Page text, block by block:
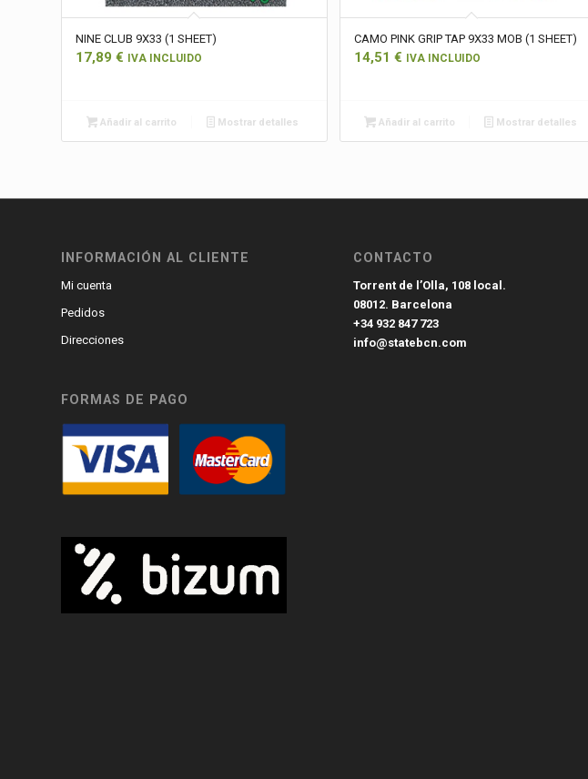
NINE CLUB 9X33 (1 SHEET)
17,89 € IVA INCLUIDO
Añadir al carrito Mostrar detalles
CAMO PINK GRIP TAP 9X33 MOB (1 SHEET)
14,51 € IVA INCLUIDO
Añadir al carrito Mostrar detalles
INFORMACIÓN AL CLIENTE
Mi cuenta
Pedidos
Direcciones
FORMAS DE PAGO
CONTACTO
Torrent de l’Olla, 108 local.
08012. Barcelona
+34 932 847 723
info@statebcn.com